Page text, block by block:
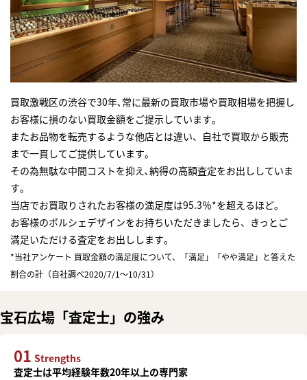
買取激戦区の渋谷で30年､常に最新の買取市場や買取相場を把握し
お客様に損のない買取金額をご提示しています｡
またお品物を転売するような他店とは違い、自社で買取から販売
まで一貫してご提供しています｡
その為無駄な中間コストを抑え､納得の高額査定をお出ししていま
す｡
当店でお買取りされたお客様の満足度は95.3％*を超えるほど｡
お客様のポルシェデザインをお持ちいただきましたら、きっとご
満足いただける査定をお出しします｡
*当社アンケート 買取金額の満足度について、「満足」「やや満足」と答えた
割合の計（自社調べ2020/7/1～10/31）
宝石広場「査定士」の強み
01 Strengths
査定士は平均経験年数20年以上の専門家